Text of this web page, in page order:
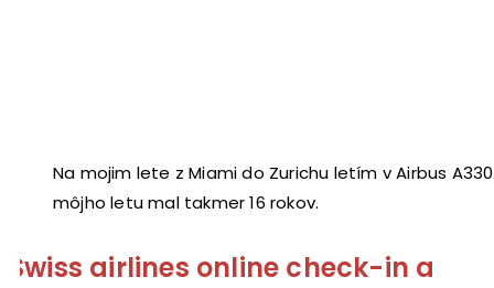
Na mojim lete z Miami do Zurichu letím v Airbus
môjho letu mal takmer 16 rokov.
Swiss airlines online check-in a